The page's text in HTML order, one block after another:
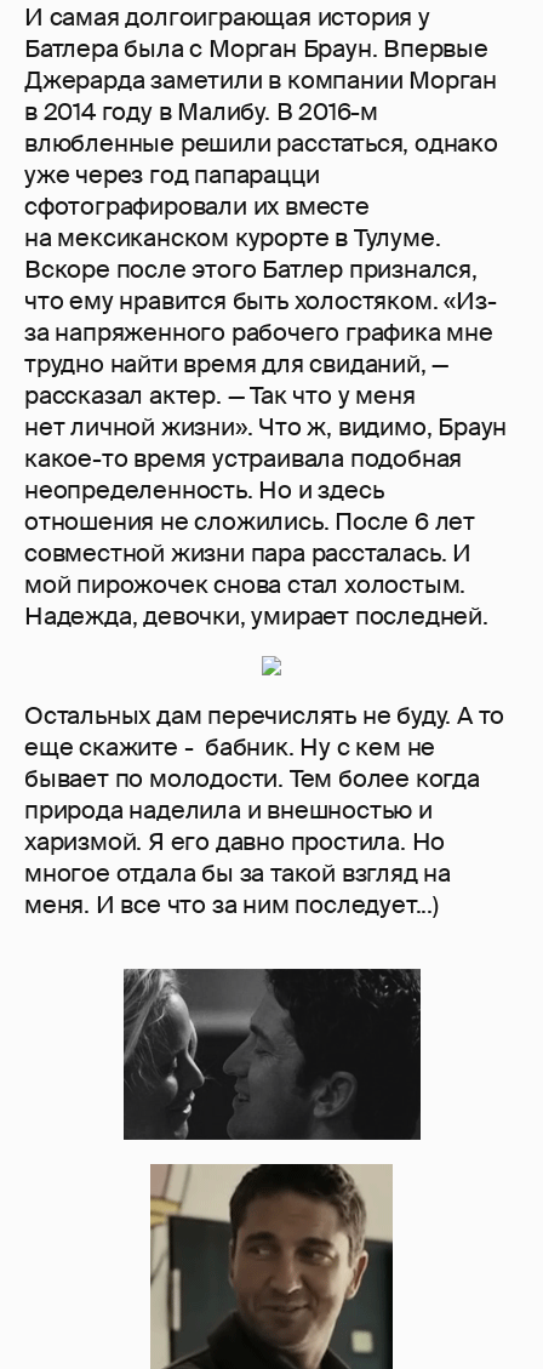
И самая долгоиграющая история у
Батлера была с Морган Браун. Впервые
Джерарда заметили в компании Морган
в 2014 году в Малибу. В 2016-м
влюбленные решили расстаться, однако
уже через год папарацци
сфотографировали их вместе
на мексиканском курорте в Тулуме.
Вскоре после этого Батлер признался,
что ему нравится быть холостяком. «Из-
за напряженного рабочего графика мне
трудно найти время для свиданий, —
рассказал актер. — Так что у меня
нет личной жизни». Что ж, видимо, Браун
какое-то время устраивала подобная
неопределенность. Но и здесь
отношения не сложились. После 6 лет
совместной жизни пара рассталась. И
мой пирожочек снова стал холостым.
Надежда, девочки, умирает последней.
Остальных дам перечислять не буду. А то
еще скажите - бабник. Ну с кем не
бывает по молодости. Тем более когда
природа наделила и внешностью и
харизмой. Я его давно простила. Но
многое отдала бы за такой взгляд на
меня. И все что за ним последует...)